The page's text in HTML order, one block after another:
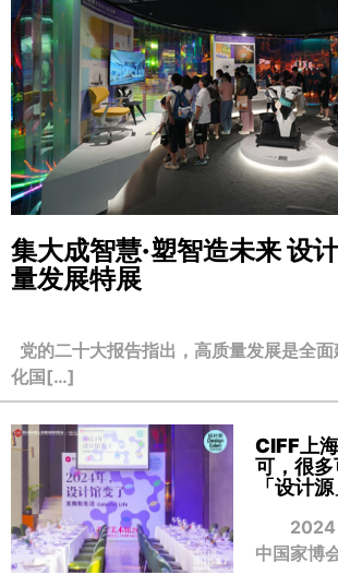
集大成智慧·塑智造未来设
量发展特展
党的二十大报告指出，高质量发展是全
化国[…]
CIFF上
可，很
「设计源
2024，
中国家博